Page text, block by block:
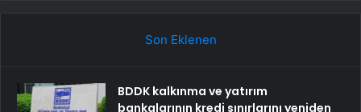
Son Eklenen
BDDK kalkınma ve yatırım
bankalarının kredi sınırlarını yeniden